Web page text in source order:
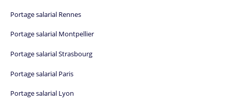
Portage salarial Rennes
Portage salarial Montpellier
Portage salarial Strasbourg
Portage salarial Paris
Portage salarial Lyon